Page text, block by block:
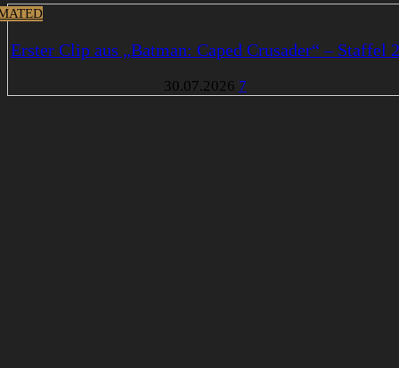
Erster Clip aus „Batman: Caped Crusader“ – Staffel 2
30.07.2026 7